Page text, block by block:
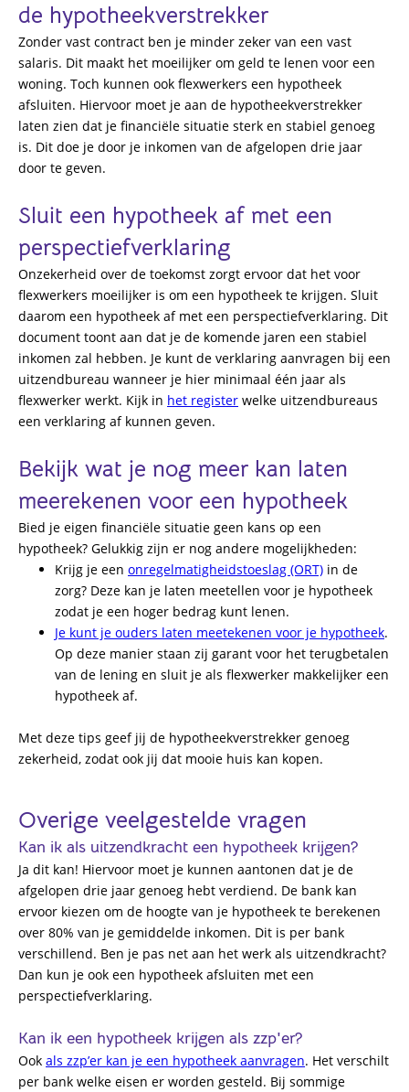
de hypotheekverstrekker
Zonder vast contract ben je minder zeker van een vast
salaris. Dit maakt het moeilijker om geld te lenen voor een
woning. Toch kunnen ook flexwerkers een hypotheek
afsluiten. Hiervoor moet je aan de hypotheekverstrekker
laten zien dat je financiële situatie sterk en stabiel genoeg
is. Dit doe je door je inkomen van de afgelopen drie jaar
door te geven.
Sluit een hypotheek af met een
perspectiefverklaring
Onzekerheid over de toekomst zorgt ervoor dat het voor
flexwerkers moeilijker is om een hypotheek te krijgen. Sluit
daarom een hypotheek af met een perspectiefverklaring. Dit
document toont aan dat je de komende jaren een stabiel
inkomen zal hebben. Je kunt de verklaring aanvragen bij een
uitzendbureau wanneer je hier minimaal één jaar als
flexwerker werkt. Kijk in het register welke uitzendbureaus
een verklaring af kunnen geven.
Bekijk wat je nog meer kan laten
meerekenen voor een hypotheek
Bied je eigen financiële situatie geen kans op een
hypotheek? Gelukkig zijn er nog andere mogelijkheden:
Krijg je een onregelmatigheidstoeslag (ORT) in de
zorg? Deze kan je laten meetellen voor je hypotheek
zodat je een hoger bedrag kunt lenen.
Je kunt je ouders laten meetekenen voor je hypotheek.
Op deze manier staan zij garant voor het terugbetalen
van de lening en sluit je als flexwerker makkelijker een
hypotheek af.
Met deze tips geef jij de hypotheekverstrekker genoeg
zekerheid, zodat ook jij dat mooie huis kan kopen.
Overige veelgestelde vragen
Kan ik als uitzendkracht een hypotheek krijgen?
Ja dit kan! Hiervoor moet je kunnen aantonen dat je de
afgelopen drie jaar genoeg hebt verdiend. De bank kan
ervoor kiezen om de hoogte van je hypotheek te berekenen
over 80% van je gemiddelde inkomen. Dit is per bank
verschillend. Ben je pas net aan het werk als uitzendkracht?
Dan kun je ook een hypotheek afsluiten met een
perspectiefverklaring.
Kan ik een hypotheek krijgen als zzp'er?
Ook als zzp’er kan je een hypotheek aanvragen. Het verschilt
per bank welke eisen er worden gesteld. Bij sommige